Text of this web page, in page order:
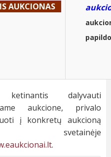
AUKCIONAS
ketinantis dalyvauti
aukcione, privalo
į konkretų aukcioną
svetainėje
.